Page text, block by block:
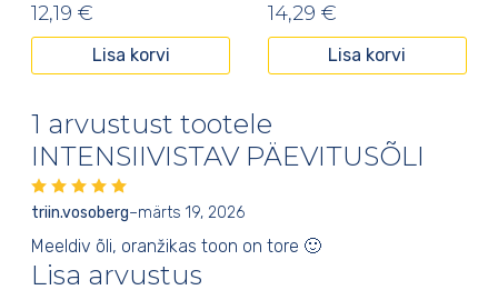
12,19 €
Lisa korvi
14,29 €
Lisa korvi
1 arvustust tootele
INTENSIIVISTAV PÄEVITUSÕLI
triin.vosoberg–märts 19, 2026
Meeldiv õli, oranžikas toon on tore 🙂
Lisa arvustus